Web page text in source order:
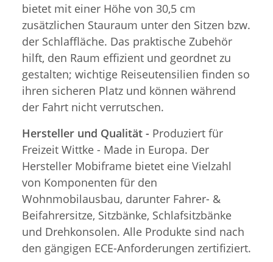
bietet mit einer Höhe von 30,5 cm
zusätzlichen Stauraum unter den Sitzen bzw.
der Schlaffläche. Das praktische Zubehör
hilft, den Raum effizient und geordnet zu
gestalten; wichtige Reiseutensilien finden so
ihren sicheren Platz und können während
der Fahrt nicht verrutschen.
Hersteller und Qualität - Produziert für
Freizeit Wittke - Made in Europa. Der
Hersteller Mobiframe bietet eine Vielzahl
von Komponenten für den
Wohnmobilausbau, darunter Fahrer- &
Beifahrersitze, Sitzbänke, Schlafsitzbänke
und Drehkonsolen. Alle Produkte sind nach
den gängigen ECE-Anforderungen zertifiziert.